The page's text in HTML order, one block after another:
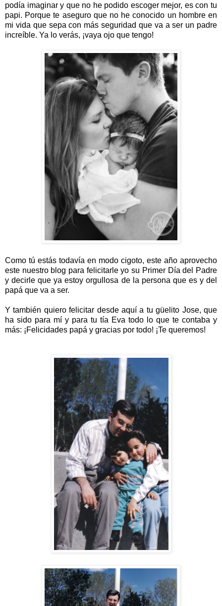
podía imaginar y que no he podido escoger mejor, es con tu
papi. Porque te aseguro que no he conocido un hombre en
mi vida que sepa con más seguridad que va a ser un padre
increíble. Ya lo verás, ¡vaya ojo que tengo!
Como tú estás todavía en modo cigoto, este año aprovecho
este nuestro blog para felicitarle yo su Primer Día del Padre
y decirle que ya estoy orgullosa de la persona que es y del
papá que va a ser.
Y también quiero felicitar desde aquí a tu güelito Jose, que
ha sido para mí y para tu tía Eva todo lo que te contaba y
más: ¡Felicidades papá y gracias por todo! ¡Te queremos!